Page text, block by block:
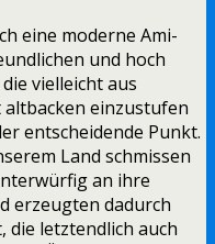
eine moderne Ami-
und hoch
vielleicht aus
einzustufen
entscheidende Punkt.
Land schmissen
an ihre
erzeugten dadurch
die letztendlich auch